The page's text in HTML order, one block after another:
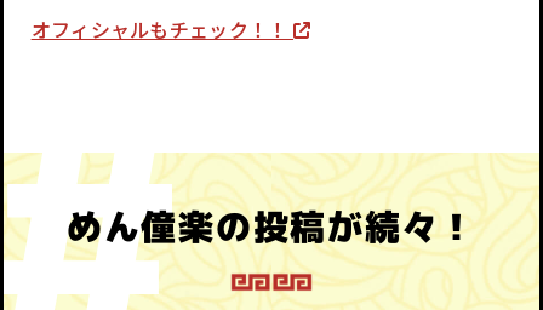
オフィシャルもチェック！！
めん僮楽の投稿が続々！